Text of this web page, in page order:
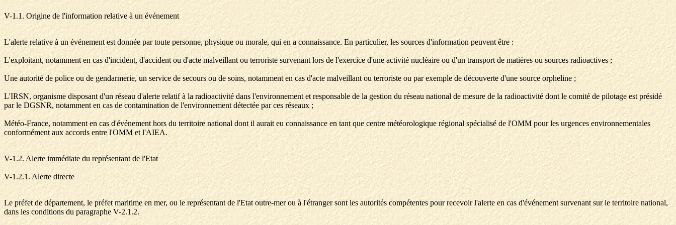
V-1.1. Origine de l'information relative à un événement
L'alerte relative à un événement est donnée par toute personne, physique ou morale, qui en a connaissance. En particulier, les sources d'information peuvent être :
L'exploitant, notamment en cas d'incident, d'accident ou d'acte malveillant ou terroriste survenant lors de l'exercice d'une activité nucléaire ou d'un transport de matières ou sources radioactives ;
Une autorité de police ou de gendarmerie, un service de secours ou de soins, notamment en cas d'acte malveillant ou terroriste ou par exemple de découverte d'une source orpheline ;
L'IRSN, organisme disposant d'un réseau d'alerte relatif à la radioactivité dans l'environnement et responsable de la gestion du réseau national de mesure de la radioactivité dont le comité de pilotage est présidé
par le DGSNR, notamment en cas de contamination de l'environnement détectée par ces réseaux ;
Météo-France, notamment en cas d'événement hors du territoire national dont il aurait eu connaissance en tant que centre météorologique régional spécialisé de l'OMM pour les urgences environnementales
conformément aux accords entre l'OMM et l'AIEA.
V-1.2. Alerte immédiate du représentant de l'Etat
V-1.2.1. Alerte directe
Le préfet de département, le préfet maritime en mer, ou le représentant de l'Etat outre-mer ou à l'étranger sont les autorités compétentes pour recevoir l'alerte en cas d'événement survenant sur le territoire national,
dans les conditions du paragraphe V-2.1.2.